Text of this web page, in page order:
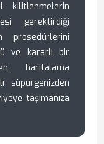
kilitlenmelerin
gerektirdiği
prosedürlerini
ve kararlı bir
haritalama
süpürgenizden
taşımanıza